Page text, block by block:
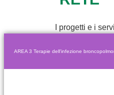
I progetti e i
AREA 3 Terapie dell'infezione